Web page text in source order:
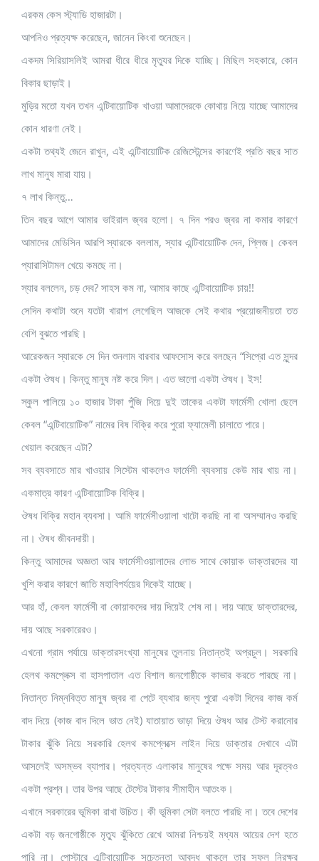
এরকম কেস স্ট্যাডি হাজারটা।
আপনিও প্রত্যক্ষ করেছেন, জানেন কিংবা শুনেছেন।
একদম সিরিয়াসলিই আমরা ধীরে ধীরে মৃত্যুর দিকে যাচ্ছি। মিছিল সহকারে, কোন
বিকার ছাড়াই।
মুড়ির মতো যখন তখন এন্টিবায়োটিক খাওয়া আমাদেরকে কোথায় নিয়ে যাচ্ছে আমাদের
কোন ধারণা নেই।
একটা তথ্যই জেনে রাখুন, এই এন্টিবায়োটিক রেজিস্টেন্সের কারণেই প্রতি বছর সাত
লাখ মানুষ মারা যায়।
৭ লাখ কিন্তু…
তিন বছর আগে আমার ভাইরাল জ্বর হলো। ৭ দিন পরও জ্বর না কমার কারণে
আমাদের মেডিসিন আরপি স্যারকে বললাম, স্যার এন্টিবায়োটিক দেন, প্লিজ। কেবল
প্যারাসিটামল খেয়ে কমছে না।
স্যার বললেন, চড় দেব? সাহস কম না, আমার কাছে এন্টিবায়োটিক চায়!!
সেদিন কথাটা শুনে যতটা খারাপ লেগেছিল আজকে সেই কথার প্রয়োজনীয়তা তত
বেশি বুঝতে পারছি।
আরেকজন স্যারকে সে দিন শুনলাম বারবার আফসোস করে বলছেন “সিপ্রো এত সুন্দর
একটা ঔষধ। কিন্তু মানুষ নষ্ট করে দিল। এত ভালো একটা ঔষধ। ইস!
স্কুল পালিয়ে ১০ হাজার টাকা পুঁজি দিয়ে দুই তাকের একটা ফার্মেসী খোলা ছেলে
কেবল “এন্টিবায়োটিক” নামের বিষ বিক্রি করে পুরো ফ্যামেলী চালাতে পারে।
খেয়াল করেছেন এটা?
সব ব্যবসাতে মার খাওয়ার সিস্টেম থাকলেও ফার্মেসী ব্যবসায় কেউ মার খায় না।
একমাত্র কারণ এন্টিবায়োটিক বিক্রি।
ঔষধ বিক্রি মহান ব্যবসা। আমি ফার্মেসীওয়ালা খাটো করছি না বা অসম্মানও করছি
না। ঔষধ জীবনদায়ী।
কিন্তু আমাদের অজ্ঞতা আর ফার্মেসীওয়ালাদের লোভ সাথে কোয়াক ডাক্তারদের যা
খুশি করার কারণে জাতি মহাবিপর্যয়ের দিকেই যাচ্ছে।
আর হাঁ, কেবল ফার্মেসী বা কোয়াকদের দায় দিয়েই শেষ না। দায় আছে ডাক্তারদের,
দায় আছে সরকারেরও।
এখনো গ্রাম পর্যায়ে ডাক্তারসংখ্যা মানুষের তুলনায় নিতান্তই অপ্রচুল। সরকারি
হেলথ কমপ্লেক্স বা হাসপাতাল এত বিশাল জনগোষ্ঠীকে কাভার করতে পারছে না।
নিতান্ত নিম্নবিত্ত মানুষ জ্বর বা পেটে ব্যথার জন্য পুরো একটা দিনের কাজ কর্ম
বাদ দিয়ে (কাজ বাদ দিলে ভাত নেই) যাতায়াত ভাড়া দিয়ে ঔষধ আর টেস্ট করানোর
টাকার ঝুঁকি নিয়ে সরকারি হেলথ কমপ্লেক্সে লাইন দিয়ে ডাক্তার দেখাবে এটা
আসলেই অসম্ভব ব্যাপার। প্রত্যন্ত এলাকার মানুষের পক্ষে সময় আর দূরত্বও
একটা প্রশ্ন। তার উপর আছে টেস্টের টাকার সীমাহীন আতংক।
এখানে সরকারের ভূমিকা রাখা উচিত। কী ভূমিকা সেটা বলতে পারছি না। তবে দেশের
একটা বড় জনগোষ্ঠীকে মৃত্যু ঝুঁকিতে রেখে আমরা নিশ্চয়ই মধ্যম আয়ের দেশ হতে
পারি না। পোস্টারে এন্টিবায়োটিক সচেতনতা আবদ্ধ থাকলে তার সুফল নিরক্ষর